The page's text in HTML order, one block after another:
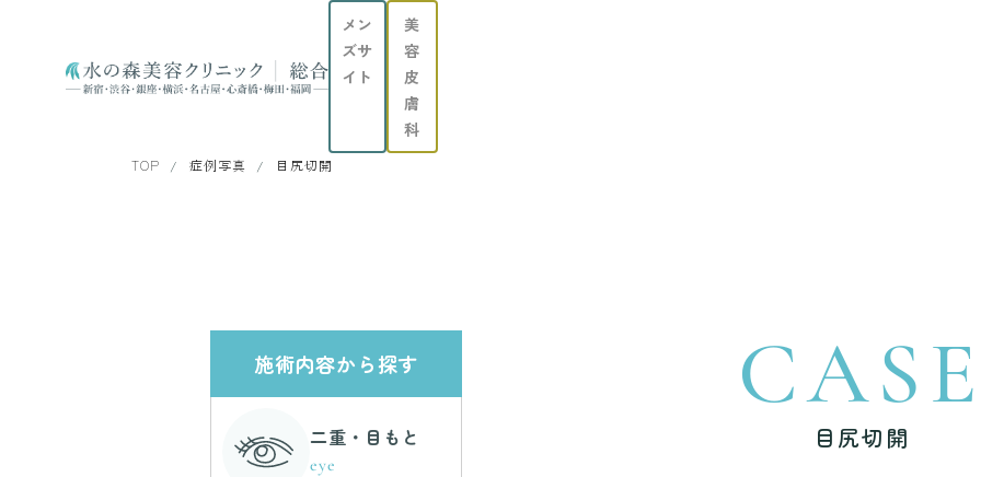
メン
ズサ
イト
美
容
皮
膚
科
TOP 症例写真 目尻切開
CASE
目尻切開
施術内容から探す
二重・目もと
eye